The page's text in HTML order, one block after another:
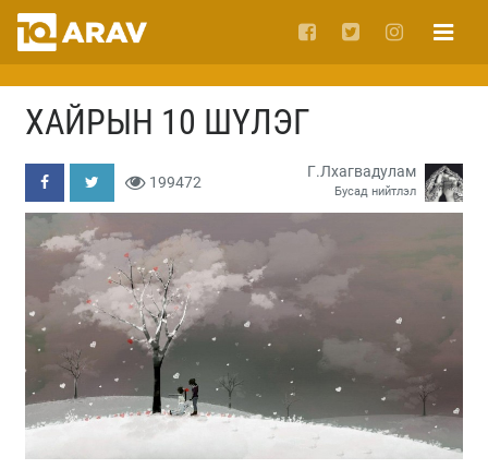
ХАЙРЫН 10 ШҮЛЭГ
199472
Г.Лхагвадулам
Бусад нийтлэл